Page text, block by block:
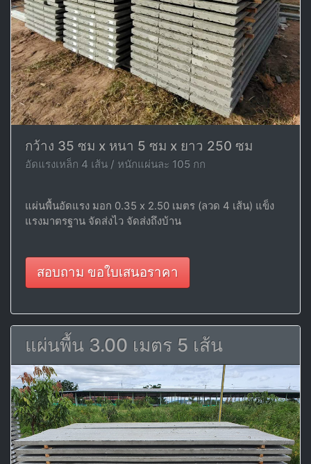
กว้าง 35 ซม x หนา 5 ซม x ยาว 250 ซม
อัดแรงเหล็ก 4 เส้น / หนักแผ่นละ 105 กก
แผ่นพื้นอัดแรง มอก 0.35 x 2.50 เมตร (ลวด 4 เส้น) แข็ง
แรงมาตรฐาน จัดส่งไว จัดส่งถึงบ้าน
สอบถาม ขอใบเสนอราคา
แผ่นพื้น 3.00 เมตร 5 เส้น